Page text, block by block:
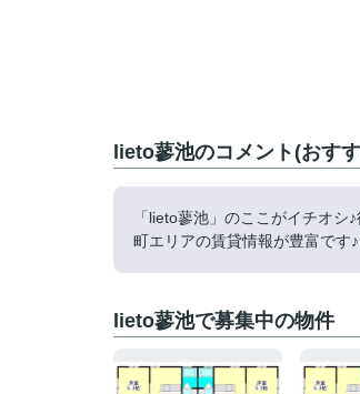
lieto蓼池のコメント(おす
「lieto蓼池」のここがイチオ
町エリアの賃貸情報が豊富です
lieto蓼池で募集中の物件